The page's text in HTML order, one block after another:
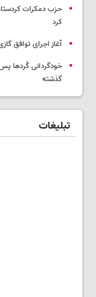
حزب دمکرات
کرد
آغاز اجرای توافق
خودگردانی کُردها
گذشته
تبلیغات